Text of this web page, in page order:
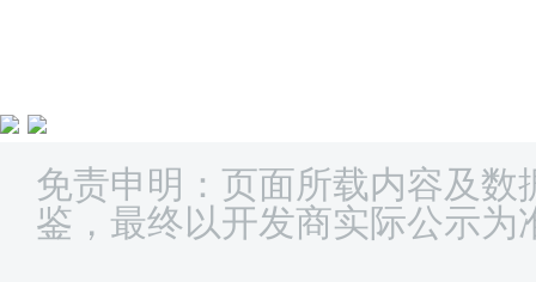
免责申明：页面所载内容及数
鉴，最终以开发商实际公示为